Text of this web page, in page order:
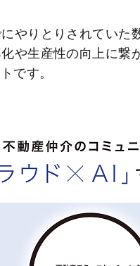
やりとりされてい
や生産性の向上に繋
です。